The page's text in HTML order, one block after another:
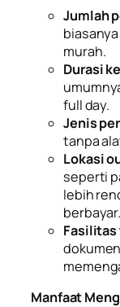
Jumlah
murah.
Durasi
full day.
Jenis
tanpa
Lokasi
seperti
lebih
berbayar.
Fasilitas
Manfaat